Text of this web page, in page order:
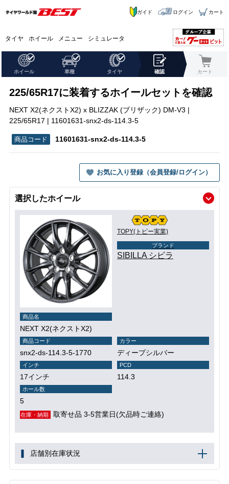
タイヤ ホイール メニュー シミュレータ
ガイド ログイン カート
ホイール 車種 タイヤ 確認 カート
225/65R17に装着するホイールセットを確認
NEXT X2(ネクストX2) x BLIZZAK (ブリザック) DM-V3 |
225/65R17 | 11601631-snx2-ds-114.3-5
11601631-snx2-ds-114.3-5
お気に入り登録（会員登録/ログイン）
選択したホイール
TOPY(トピー実業)
ブランド
SIBILLA シビラ
商品名
NEXT X2(ネクストX2)
商品コード
snx2-ds-114.3-5-1770
カラー
ディープシルバー
インチ
17インチ
PCD
114.3
ホール数
5
在庫・納期 取寄せ品 3-5営業日(欠品時ご連絡)
店舗別在庫状況